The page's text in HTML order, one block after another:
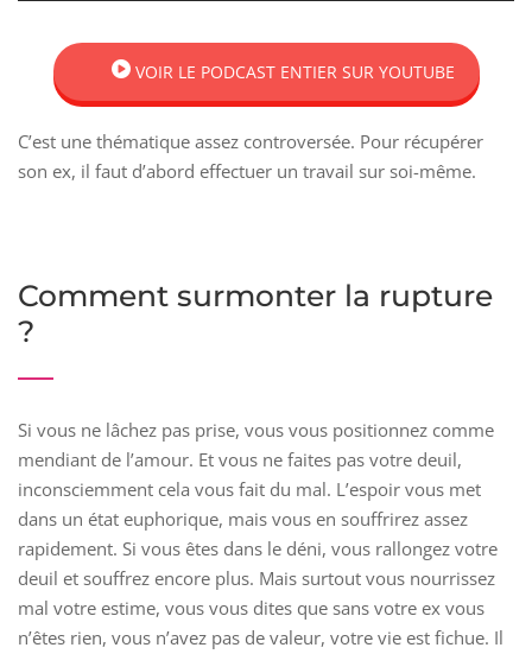
VOIR LE PODCAST ENTIER SUR YOUTUBE
C’est une thématique assez controversée. Pour récupérer
son ex, il faut d’abord effectuer un travail sur soi-même.
Comment surmonter la rupture
?
Si vous ne lâchez pas prise, vous vous positionnez comme
mendiant de l’amour. Et vous ne faites pas votre deuil,
inconsciemment cela vous fait du mal. L’espoir vous met
dans un état euphorique, mais vous en souffrirez assez
rapidement. Si vous êtes dans le déni, vous rallongez votre
deuil et souffrez encore plus. Mais surtout vous nourrissez
mal votre estime, vous vous dites que sans votre ex vous
n’êtes rien, vous n’avez pas de valeur, votre vie est fichue. Il